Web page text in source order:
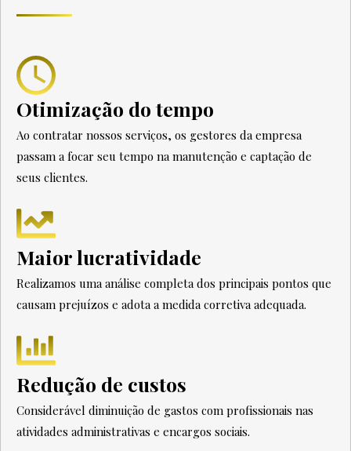
Otimização do tempo
Ao contratar nossos serviços, os gestores da empresa
passam a focar seu tempo na manutenção e captação de
seus clientes.
Maior lucratividade
Realizamos uma análise completa dos principais pontos que
causam prejuízos e adota a medida corretiva adequada.
Redução de custos
Considerável diminuição de gastos com profissionais nas
atividades administrativas e encargos sociais.